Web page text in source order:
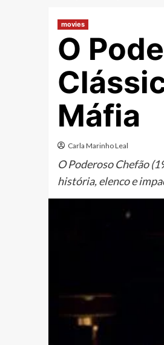
movies
O
Máfia
Carla Marinho Leal
O Poderoso Chefão
história, elenco e